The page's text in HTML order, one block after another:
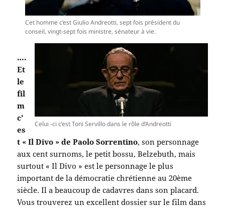
Cet homme c’est Giulio Andreotti, sept fois président du
conseil, vingt-sept fois ministre, sénateur à vie.
Celui -ci c’est Toni Servillo dans le rôle d’Andreotti
….
Et
le
fil
m
c’
es
t « Il Divo » de Paolo Sorrentino, son personnage
aux cent surnoms, le petit bossu, Belzebuth, mais
surtout « Il Divo » est le personnage le plus
important de la démocratie chrétienne au 20ème
siècle. Il a beaucoup de cadavres dans son placard.
Vous trouverez un excellent dossier sur le film dans